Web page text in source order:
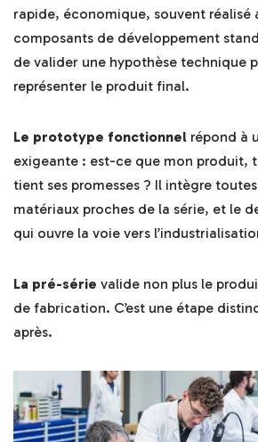
rapide, économique, souvent réalisé
composants de développement
de valider une hypothèse technique
représenter le produit final.
Le prototype fonctionnel répond à
exigeante : est-ce que mon produit,
tient ses promesses ? Il intègre
matériaux proches de la série, et le
qui ouvre la voie vers
La pré-série valide non plus le
de fabrication. C’est une étape
après.